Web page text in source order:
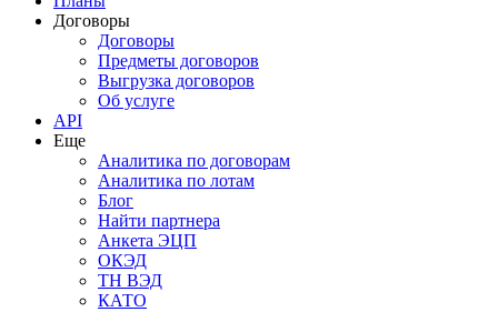
Договоры
Договоры
Предметы договоров
Выгрузка договоров
Об услуге
API
Еще
Аналитика по договорам
Аналитика по лотам
Блог
Найти партнера
Анкета ЭЦП
ОКЭД
ТН ВЭД
КАТО